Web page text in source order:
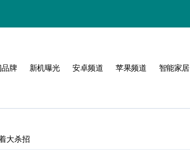
牌 新机曝光 安卓频道 苹果频道 智能家居
大杀招